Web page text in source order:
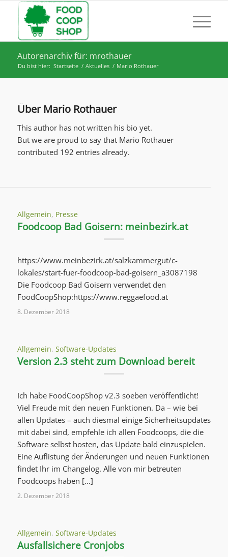
Autorenarchiv für: mrothauer
Du bist hier: Startseite / Aktuelles / Mario Rothauer
Über Mario Rothauer
This author has not written his bio yet.
But we are proud to say that Mario Rothauer
contributed 192 entries already.
Allgemein, Presse
Foodcoop Bad Goisern: meinbezirk.at
https://www.meinbezirk.at/salzkammergut/c-
lokales/start-fuer-foodcoop-bad-goisern_a3087198
Die Foodcoop Bad Goisern verwendet den
FoodCoopShop:https://www.reggaefood.at
8. Dezember 2018
Allgemein, Software-Updates
Version 2.3 steht zum Download bereit
Ich habe FoodCoopShop v2.3 soeben veröffentlicht!
Viel Freude mit den neuen Funktionen. Da – wie bei
allen Updates – auch diesmal einige Sicherheitsupdates
mit dabei sind, empfehle ich allen Foodcoops, die die
Software selbst hosten, das Update bald einzuspielen.
Eine Auflistung der Änderungen und neuen Funktionen
findet Ihr im Changelog. Alle von mir betreuten
Foodcoops haben […]
2. Dezember 2018
Allgemein, Software-Updates
Ausfallsichere Cronjobs